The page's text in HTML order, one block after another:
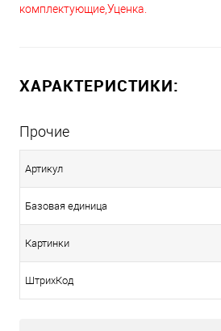
комплектующие,Уценка.
ХАРАКТЕРИСТИКИ:
Прочие
Артикул
Базовая единица
Картинки
ШтрихКод